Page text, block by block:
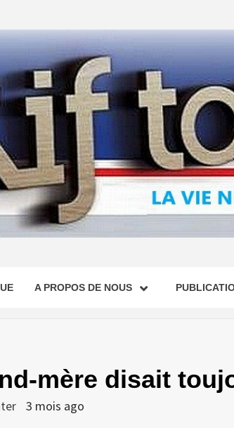
A PROPOS DE NOUS
mère disait
3 mois ago